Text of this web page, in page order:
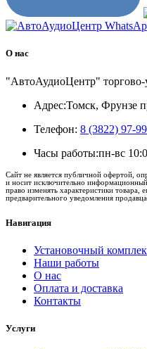
О нас
"АвтоАудиоЦентр"
Адрес:Томск, Фрунзе
Телефон: 8 (3822) 97-
Часы работы:пн-вс
Сайт не является публичной офертой,
и носит исключительно информационный
право изменять характеристики товара,
предварительного уведомления продавца.
Навигация
Установочный
Наши работы
О нас
Оплата и доставка
Контакты
Услуги